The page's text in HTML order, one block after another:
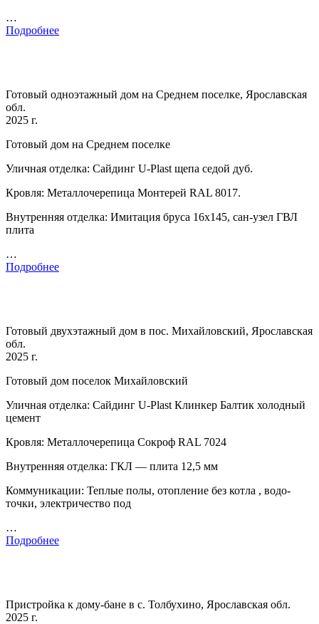
…
Подробнее
Готовый одноэтажный дом на Среднем поселке, Ярославская
обл.
2025 г.
Готовый дом на Среднем поселке
Уличная отделка: Сайдинг U-Plast щепа седой дуб.
Кровля: Металлочерепица Монтерей RAL 8017.
Внутренняя отделка: Имитация бруса 16х145, сан-узел ГВЛ
плита
…
Подробнее
Готовый двухэтажный дом в пос. Михайловский, Ярославская
обл.
2025 г.
Готовый дом поселок Михайловский
Уличная отделка: Сайдинг U-Plast Клинкер Балтик холодный
цемент
Кровля: Металлочерепица Сокроф RAL 7024
Внутренняя отделка: ГКЛ — плита 12,5 мм
Коммуникации: Теплые полы, отопление без котла , водо-
точки, электричество под
…
Подробнее
Пристройка к дому-бане в с. Толбухино, Ярославская обл.
2025 г.